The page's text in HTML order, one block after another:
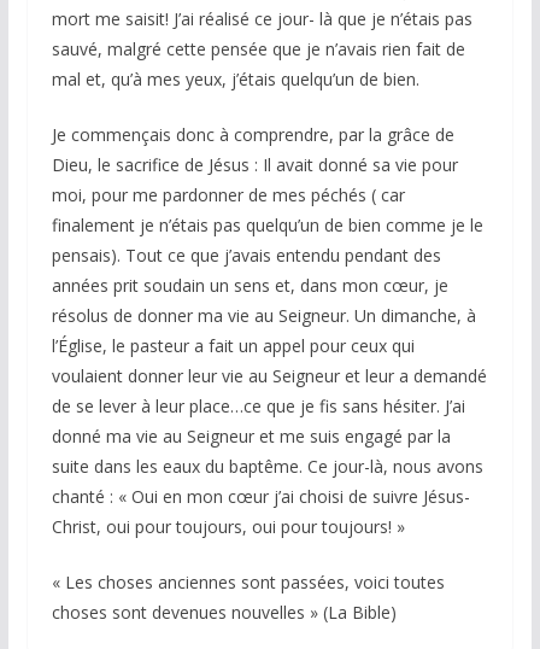
mort me saisit! J’ai réalisé ce jour- là que je n’étais pas
sauvé, malgré cette pensée que je n’avais rien fait de
mal et, qu’à mes yeux, j’étais quelqu’un de bien.
Je commençais donc à comprendre, par la grâce de
Dieu, le sacrifice de Jésus : Il avait donné sa vie pour
moi, pour me pardonner de mes péchés ( car
finalement je n’étais pas quelqu’un de bien comme je le
pensais). Tout ce que j’avais entendu pendant des
années prit soudain un sens et, dans mon cœur, je
résolus de donner ma vie au Seigneur. Un dimanche, à
l’Église, le pasteur a fait un appel pour ceux qui
voulaient donner leur vie au Seigneur et leur a demandé
de se lever à leur place…ce que je fis sans hésiter. J’ai
donné ma vie au Seigneur et me suis engagé par la
suite dans les eaux du baptême. Ce jour-là, nous avons
chanté : « Oui en mon cœur j’ai choisi de suivre Jésus-
Christ, oui pour toujours, oui pour toujours! »
« Les choses anciennes sont passées, voici toutes
choses sont devenues nouvelles » (La Bible)